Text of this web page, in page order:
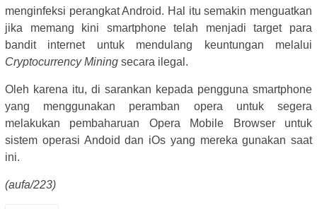
menginfeksi perangkat Android. Hal itu semakin menguatkan
jika memang kini smartphone telah menjadi target para
bandit internet untuk mendulang keuntungan melalui
Cryptocurrency Mining secara ilegal.
Oleh karena itu, di sarankan kepada pengguna smartphone
yang menggunakan peramban opera untuk segera
melakukan pembaharuan Opera Mobile Browser untuk
sistem operasi Andoid dan iOs yang mereka gunakan saat
ini.
(aufa/223)